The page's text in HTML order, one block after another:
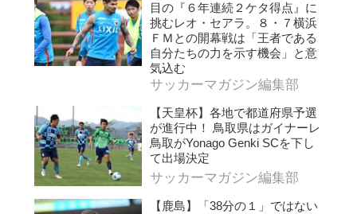
目の『６年連続２ケタ得点』に
挑むレオ・セアラ。８・７横浜
ＦＭとの開幕戦は「王者である
自分たちの力を示す機会」と意
気込む
サッカーマガジン編集部
【天皇杯】各地で都道府県予選
が進行中！ 鳥取県はガイナーレ
鳥取がYonago Genki SCを下し
て出場決定
サッカーマガジン編集部
【鹿島】「38分の１」ではない